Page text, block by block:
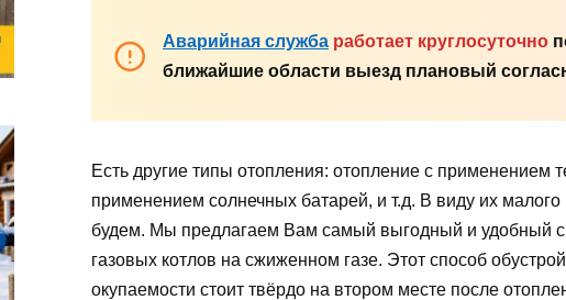
Аварийная служба работает круглосуточно
ближайшие области выезд плановый
Есть другие типы отопления: отопление с применением
применением солнечных батарей, и т.д. В виду их малого
будем. Мы предлагаем Вам самый выгодный и удобный
газовых котлов на сжиженном газе. Этот способ
окупаемости стоит твёрдо на втором месте после